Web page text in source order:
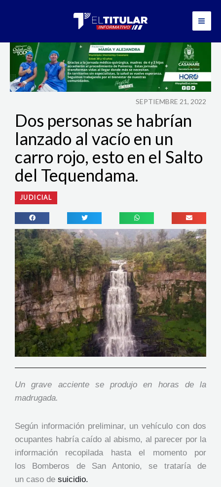
SEPTIEMBRE 21, 2022
Dos personas se habrían
lanzado al vacío en un
carro rojo, esto en el Salto
del Tequendama.
JUDICIAL
Un grave acciente se produjo en horas de la
madrugada.
Según información preliminar, un vehículo con dos
ocupantes habría caído al abismo, al parecer por la
información recopilada hasta el momento por
los Bomberos de San Antonio, se trataría de
un caso de suicidio.